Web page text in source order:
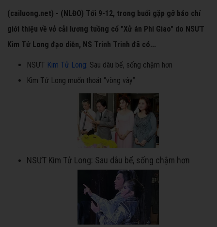
(cailuong.net) - (NLĐO) Tối 9-12, trong buổi gặp gỡ báo chí
giới thiệu về vở cải lương tuồng cổ "Xử án Phi Giao" do NSƯT
Kim Tử Long đạo diễn, NS Trinh Trinh đã có...
NSƯT Kim Tử Long: Sau dâu bể, sống chậm hơn
Kim Tử Long muốn thoát “vòng vây”
NSƯT Kim Tử Long: Sau dâu bể, sống chậm hơn